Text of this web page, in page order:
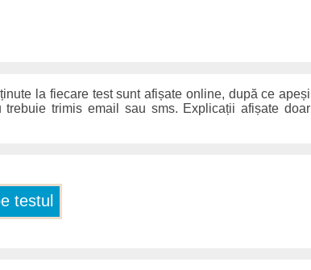
la fiecare test sunt afișate online, după ce apeși
trimis email sau sms. Explicații afișate doar